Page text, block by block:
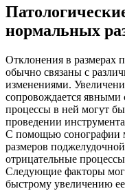
нормальных
Отклонения в размерах
обычно связаны с
изменениями.
сопровождается
процессы в ней могут
проведении
С помощью сонографии
размеров
отрицательные
Следующие факторы
быстрому увеличению